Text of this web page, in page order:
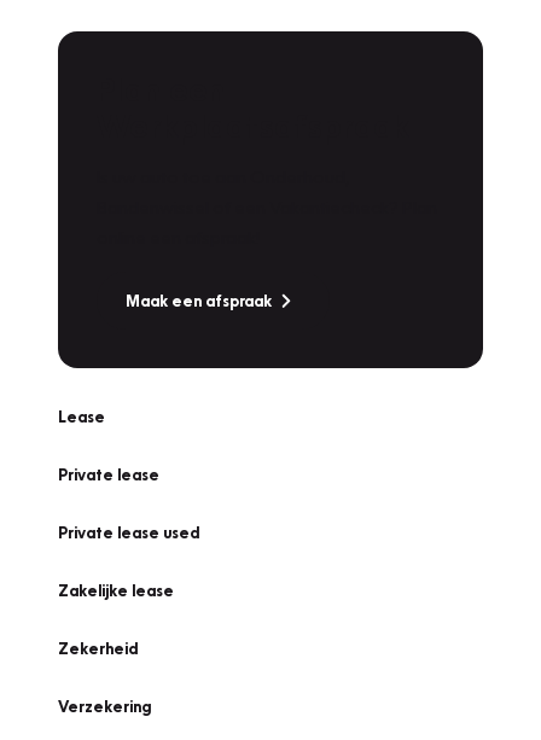
Maak een afspraak
Lease
Private lease
Private lease used
Zakelijke lease
Zekerheid
Verzekering